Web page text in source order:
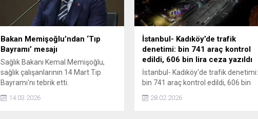
Bakan Memişoğlu’ndan ‘Tıp
Bayramı’ mesajı
Sağlık Bakanı Kemal Memişoğlu,
sağlık çalışanlarının 14 Mart Tıp
Bayramı'nı tebrik etti.
14.03.2026
İstanbul- Kadıköy’de trafik
denetimi: bin 741 araç kontrol
edildi, 606 bin lira ceza yazıldı
İstanbul- Kadıköy'de trafik denetimi:
bin 741 araç kontrol edildi, 606 bin
lira ceza yazıldı
28.02.2026